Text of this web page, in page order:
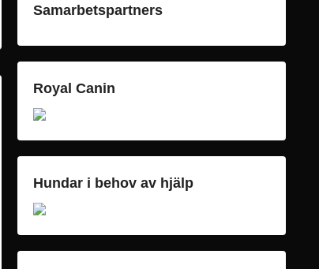
Samarbetspartners
Royal Canin
Hundar i behov av hjälp